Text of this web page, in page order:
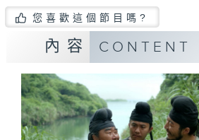
您喜歡這個節目嗎?
內容 CONTENT